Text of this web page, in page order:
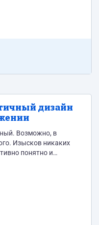
дизайн
Возможно, в
Изысков никаких
понятно и